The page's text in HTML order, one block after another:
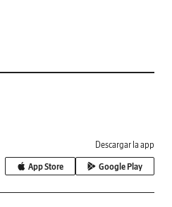
Descargar la app
App Store Google Play